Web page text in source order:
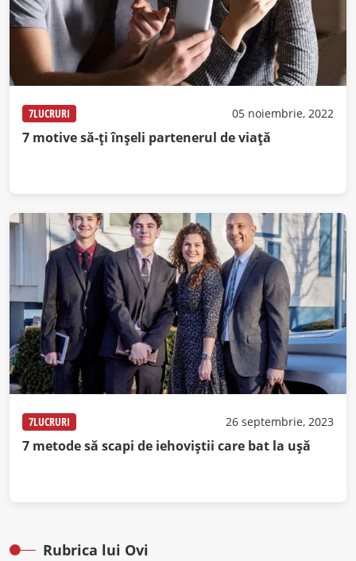
7LUCRURI 05 noiembrie, 2022
7 motive să-ți înșeli partenerul de viață
7LUCRURI 26 septembrie, 2023
7 metode să scapi de iehoviștii care bat la ușă
Rubrica lui Ovi